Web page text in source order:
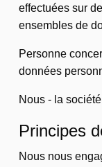
effectuées sur
ensembles de
Personne
données
Nous - la
Principes
Nous nous